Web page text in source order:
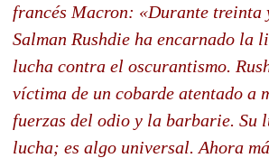
francés Macron: «Durante treinta
Salman Rushdie ha encarnado la
lucha contra el oscurantismo.
víctima de un cobarde atentado a
fuerzas del odio y la barbarie. Su
lucha; es algo universal. Ahora